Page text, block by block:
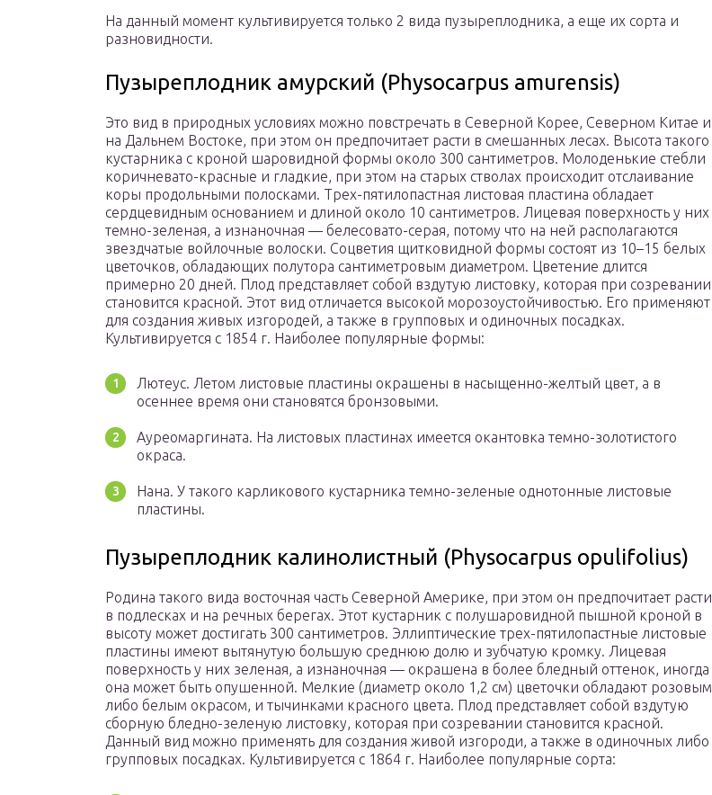
На данный момент культивируется только 2 вида пузыреплодника, а еще их сорта и
разновидности.
Пузыреплодник амурский (Physocarpus amurensis)
Это вид в природных условиях можно повстречать в Северной Корее, Северном Китае и
на Дальнем Востоке, при этом он предпочитает расти в смешанных лесах. Высота такого
кустарника с кроной шаровидной формы около 300 сантиметров. Молоденькие стебли
коричневато-красные и гладкие, при этом на старых стволах происходит отслаивание
коры продольными полосками. Трех-пятилопастная листовая пластина обладает
сердцевидным основанием и длиной около 10 сантиметров. Лицевая поверхность у них
темно-зеленая, а изнаночная — белесовато-серая, потому что на ней располагаются
звездчатые войлочные волоски. Соцветия щитковидной формы состоят из 10–15 белых
цветочков, обладающих полутора сантиметровым диаметром. Цветение длится
примерно 20 дней. Плод представляет собой вздутую листовку, которая при созревании
становится красной. Этот вид отличается высокой морозоустойчивостью. Его применяют
для создания живых изгородей, а также в групповых и одиночных посадках.
Культивируется с 1854 г. Наиболее популярные формы:
Лютеус. Летом листовые пластины окрашены в насыщенно-желтый цвет, а в
осеннее время они становятся бронзовыми.
Ауреомаргината. На листовых пластинах имеется окантовка темно-золотистого
окраса.
Нана. У такого карликового кустарника темно-зеленые однотонные листовые
пластины.
Пузыреплодник калинолистный (Physocarpus opulifolius)
Родина такого вида восточная часть Северной Америке, при этом он предпочитает расти
в подлесках и на речных берегах. Этот кустарник с полушаровидной пышной кроной в
высоту может достигать 300 сантиметров. Эллиптические трех-пятилопастные листовые
пластины имеют вытянутую большую среднюю долю и зубчатую кромку. Лицевая
поверхность у них зеленая, а изнаночная — окрашена в более бледный оттенок, иногда
она может быть опушенной. Мелкие (диаметр около 1,2 см) цветочки обладают розовым
либо белым окрасом, и тычинками красного цвета. Плод представляет собой вздутую
сборную бледно-зеленую листовку, которая при созревании становится красной.
Данный вид можно применять для создания живой изгороди, а также в одиночных либо
групповых посадках. Культивируется с 1864 г. Наиболее популярные сорта: